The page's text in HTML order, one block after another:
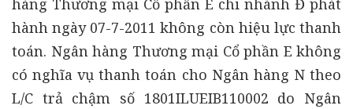
hàng Thương mại Cổ phần E chi nhánh Đ phát
hành ngày 07-7-2011 không còn hiệu lực thanh
toán. Ngân hàng Thương mại Cổ phần E không
có nghĩa vụ thanh toán cho Ngân hàng N theo
L/C trả chậm số 1801ILUEIB110002 do Ngân